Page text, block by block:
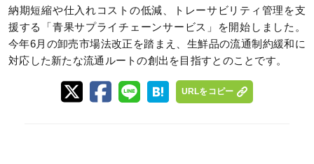
納期短縮や仕入れコストの低減、トレーサビリティ管理を支
援する「青果サプライチェーンサービス」を開始しました。
今年6月の卸売市場法改正を踏まえ、生鮮品の流通制約緩和に
対応した新たな流通ルートの創出を目指すとのことです。
URLをコピー